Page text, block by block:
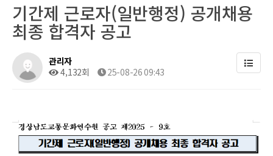
기간제 근로자(일반행정) 공개채용
최종 합격자 공고
관리자
4,132회
25-08-26 09:43